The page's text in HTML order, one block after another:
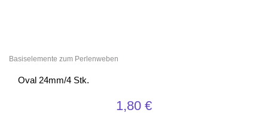
Basiselemente zum Perlenweben
Oval 24mm/4 Stk.
1,80 €